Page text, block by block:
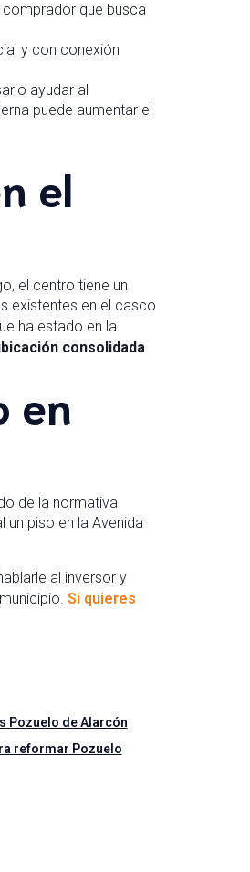
comprador que busca
y con conexión
ayudar al
puede aumentar el
el
el centro tiene un
existentes en el casco
ha estado en la
consolidada.
en
de la normativa
piso en la Avenida
al inversor y
Si quieres
Pozuelo de Alarcón
reformar Pozuelo